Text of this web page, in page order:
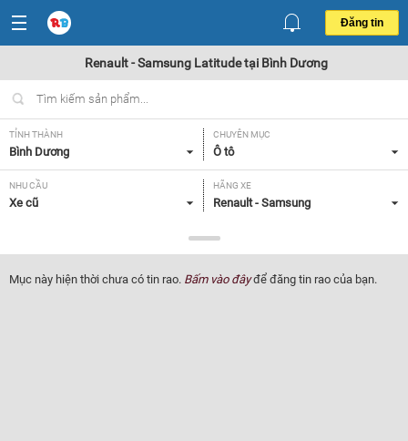
Đăng tin
Renault - Samsung Latitude tại Bình Dương
TỈNH THÀNH
Bình Dương
CHUYÊN MỤC
Ô tô
NHU CẦU
Xe cũ
HÃNG XE
Renault - Samsung
Latitude
NĂM SẢN XUẤT
Tất cả
GIÁ XE XUẤT XỨ
Mục này hiện thời chưa có tin rao. Bấm vào đâyđể đăng tin rao của bạn.